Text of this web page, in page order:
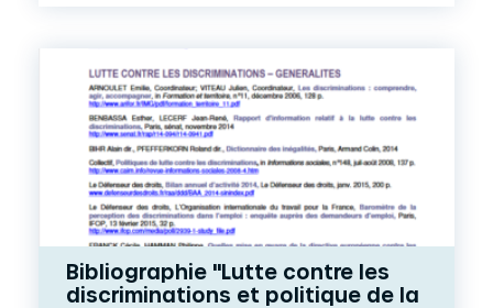
Bibliographie "Lutte contre les
discriminations et politique de la